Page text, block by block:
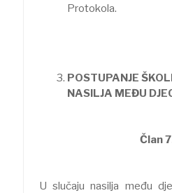
Protokola.
POSTUPANJE
NASILJA MEĐU
Član
U slučaju nasilja među